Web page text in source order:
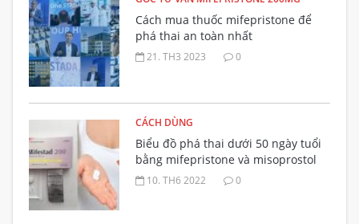
Cách mua thuốc mifepristone để
phá thai an toàn nhất
21. TH3 2023 0
CÁCH DÙNG
Biểu đồ phá thai dưới 50 ngày tuổi
bằng mifepristone và misoprostol
đường uống
10. TH6 2022 0